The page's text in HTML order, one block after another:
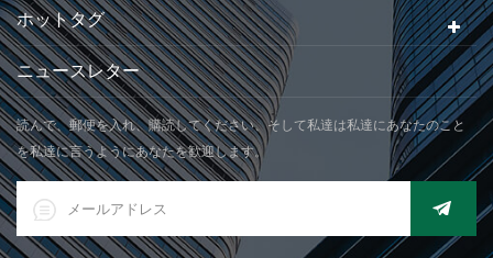
ホットタグ
ニュースレター
読んで、郵便を入れ、購読してください、そして私達は私達にあなたのこと
を私達に言うようにあなたを歓迎します。